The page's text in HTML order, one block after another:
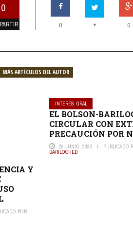
0
0 + 0
MÁS ARTÍCULOS DEL AUTOR
Y
POR
INTERES. GRAL.
EL BOLSON-
CIRCULAR CON
PRECAUCIÓN POR
26 JUNIO, 2023 PUBLICADO
BARILOCHED